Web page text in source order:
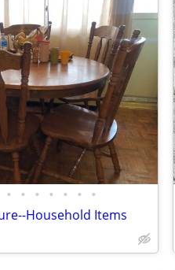
• • • • • • •
Household Items